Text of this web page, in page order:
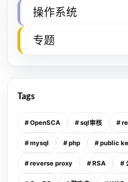
操作系统
专题
Tags
# OpenSCA # sql审核 #
# mysql # php # public
# reverse proxy # RSA #